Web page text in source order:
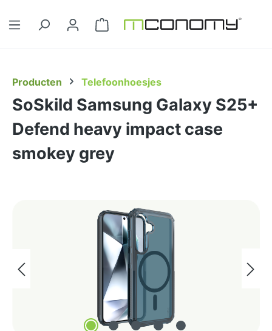
Winkelwagentje bevat 0 artikelen.
Producten Telefoonhoesjes
SoSkild Samsung Galaxy S25+
Defend heavy impact case
smokey grey